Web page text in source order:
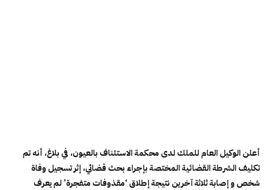
أعلن الوكيل العام للملك لدى محكمة الاستئناف بالعيون، في بلاغ، أنه تم
تكليف الشرطة القضائية المختصة بإجراء بحث قضائي، إثر تسجيل وفاة
شخص و إصابة ثلاثة آخرين نتيجة إطلاق ‘مقذوفات متفجرة’ لم يعرف